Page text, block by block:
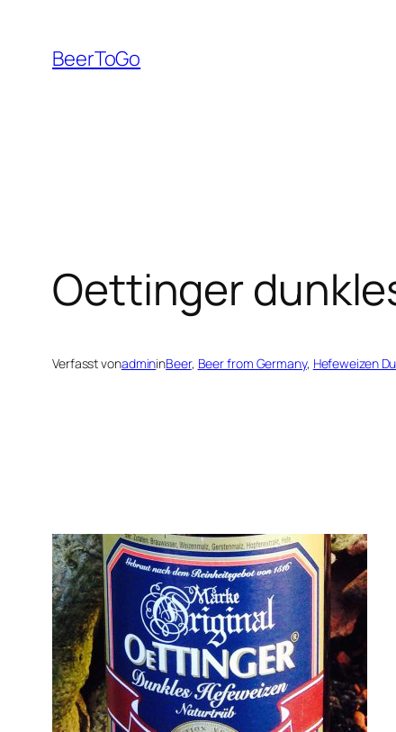
Inhalt
springen
BeerToGo
Oettinger
Verfasst vonadmininBeer, Beer from Germany, Hefeweizen